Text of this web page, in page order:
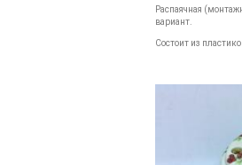
Распаячная
вариант.
Состоит из